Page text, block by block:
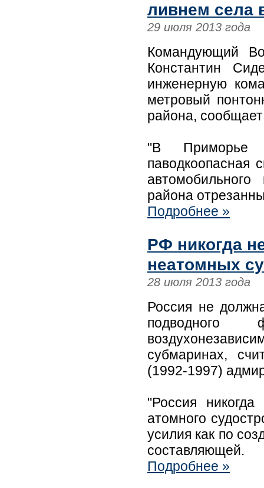
ливнем села
29 июля 2013 года
Командующий
Константин
инженерную
метровый
района,
"В Приморье
паводкоопасная
района
Подробнее »
РФ никогда
неатомных
28 июля 2013 года
Россия не
субмаринах,
(1992-1997)
"Россия
атомного
усилия как по
составляющей.
Подробнее »